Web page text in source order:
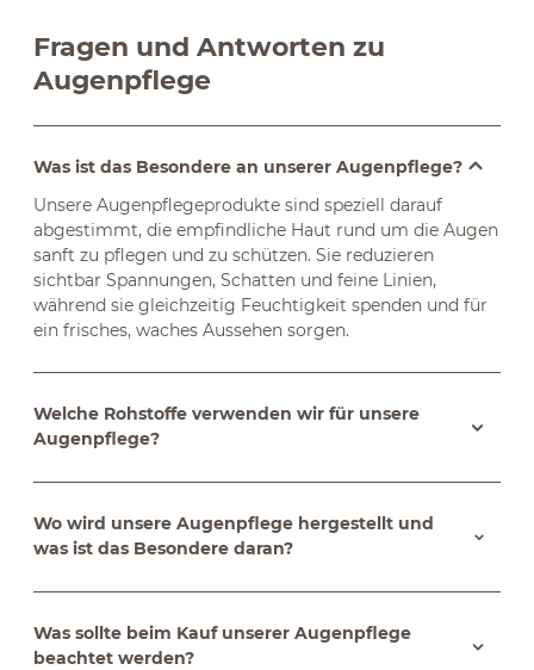
Fragen und Antworten zu
Augenpflege
Was ist das Besondere an unserer Augenpflege?
Unsere Augenpflegeprodukte sind speziell darauf
abgestimmt, die empfindliche Haut rund um die Augen
sanft zu pflegen und zu schützen. Sie reduzieren
sichtbar Spannungen, Schatten und feine Linien,
während sie gleichzeitig Feuchtigkeit spenden und für
ein frisches, waches Aussehen sorgen.
Welche Rohstoffe verwenden wir für unsere
Augenpflege?
Wo wird unsere Augenpflege hergestellt und
was ist das Besondere daran?
Was sollte beim Kauf unserer Augenpflege
beachtet werden?